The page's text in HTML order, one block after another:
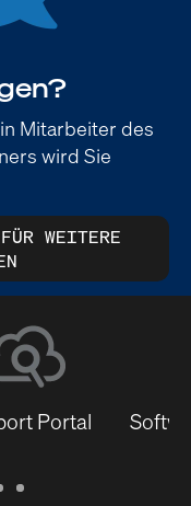
Mitarbeiter des
wird Sie
WEITERE
Portal
Q-